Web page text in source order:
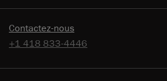
Contactez-nous
+1 418 833-4446